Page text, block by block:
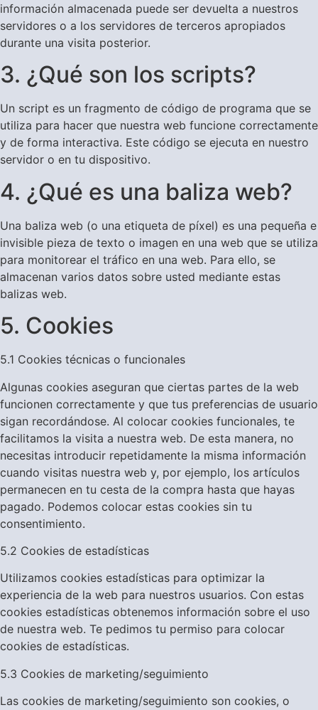
información almacenada puede ser devuelta a nuestros
servidores o a los servidores de terceros apropiados
durante una visita posterior.
3. ¿Qué son los scripts?
Un script es un fragmento de código de programa que se
utiliza para hacer que nuestra web funcione correctamente
y de forma interactiva. Este código se ejecuta en nuestro
servidor o en tu dispositivo.
4. ¿Qué es una baliza web?
Una baliza web (o una etiqueta de píxel) es una pequeña e
invisible pieza de texto o imagen en una web que se utiliza
para monitorear el tráfico en una web. Para ello, se
almacenan varios datos sobre usted mediante estas
balizas web.
5. Cookies
5.1 Cookies técnicas o funcionales
Algunas cookies aseguran que ciertas partes de la web
funcionen correctamente y que tus preferencias de usuario
sigan recordándose. Al colocar cookies funcionales, te
facilitamos la visita a nuestra web. De esta manera, no
necesitas introducir repetidamente la misma información
cuando visitas nuestra web y, por ejemplo, los artículos
permanecen en tu cesta de la compra hasta que hayas
pagado. Podemos colocar estas cookies sin tu
consentimiento.
5.2 Cookies de estadísticas
Utilizamos cookies estadísticas para optimizar la
experiencia de la web para nuestros usuarios. Con estas
cookies estadísticas obtenemos información sobre el uso
de nuestra web. Te pedimos tu permiso para colocar
cookies de estadísticas.
5.3 Cookies de marketing/seguimiento
Las cookies de marketing/seguimiento son cookies, o